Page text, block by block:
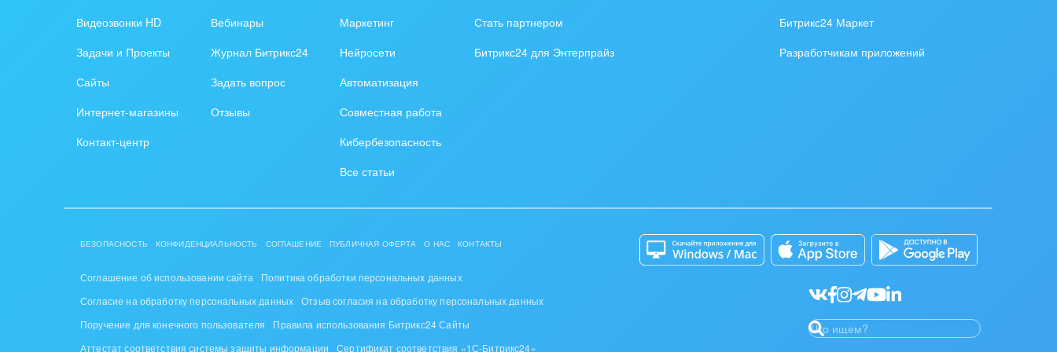
Создание сайтов
Интернет-магазин и CRM
внедрения
Внедрение для медицины
Внедрение онлайн-
/ Интранета
Общественно-политические
организации
СМИ, издательства,
благоустройство
Транспорт, Авиация,
автобизнес
Видеозвонки HD
Задачи и Проекты
Сайты
Интернет-магазины
Контакт-центр
Вебинары
Журнал Битрикс24
Задать вопрос
Отзывы
Маркетинг
Нейросети
Автоматизация
Совместная работа
Кибербезопасность
Все статьи
Стать партнером
Битрикс24 для Энтерпрайз
Битрикс24 Маркет
Разработчикам приложений
БЕЗОПАСНОСТЬ КОНФИДЕНЦИАЛЬНОСТЬ СОГЛАШЕНИЕ ПУБЛИЧНАЯ ОФЕРТА О НАС КОНТАКТЫ
Соглашение об использовании сайта
Политика обработки персональных данных
Согласие на обработку персональных данных Отзыв согласия на обработку персональных данных
Поручение для конечного пользователя
Правила использования Битрикс24 Сайты
Аттестат соответствия системы защиты информации
Сертификат соответствия «1С-Битрикс24»